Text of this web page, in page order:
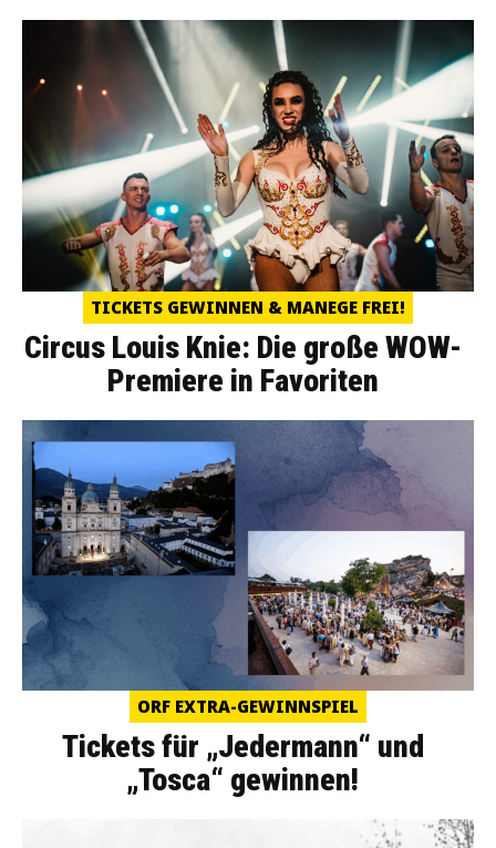
TICKETS GEWINNEN & MANEGE FREI!
Circus Louis Knie: Die große WOW-
Premiere in Favoriten
ORF EXTRA-GEWINNSPIEL
Tickets für „Jedermann“ und
„Tosca“ gewinnen!